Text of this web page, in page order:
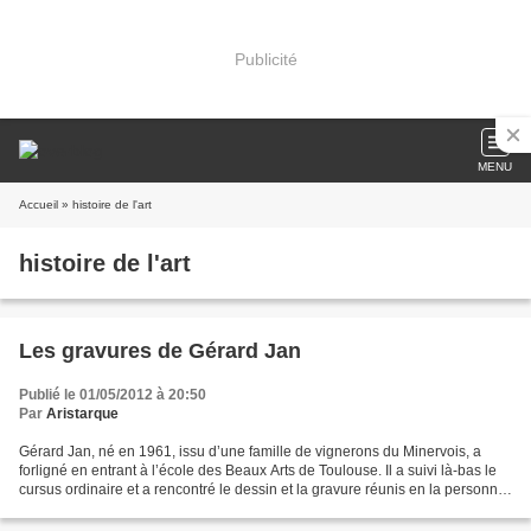
Publicité
MENU
Accueil » histoire de l'art
histoire de l'art
Les gravures de Gérard Jan
Publié le 01/05/2012 à 20:50
Par Aristarque
Gérard Jan, né en 1961, issu d’une famille de vignerons du Minervois, a
forligné en entrant à l’école des Beaux Arts de Toulouse. Il a suivi là-bas le
cursus ordinaire et a rencontré le dessin et la gravure réunis en la personne